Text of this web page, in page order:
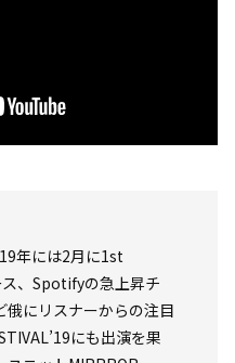
年には2月に1st
、Spotifyの急上昇チ
俄にリスナーからの注目
にも出演を果